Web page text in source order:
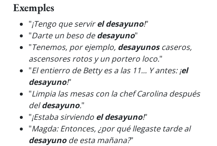
Exemples
"¡Tengo que servirel desayuno!"
"Darte un beso dedesayuno"
"Tenemos, por ejemplo, desayunoscaseros,
ascensores rotos y un portero loco."
"El entierro de Betty es a las 11... Y antes: ¡el
desayuno!"
"Limpia las mesas con la chef Carolina después
deldesayuno."
"¡Estaba sirviendo el desayuno!"
"Magda: Entonces, ¿por qué llegaste tarde al
desayunode esta mañana?"